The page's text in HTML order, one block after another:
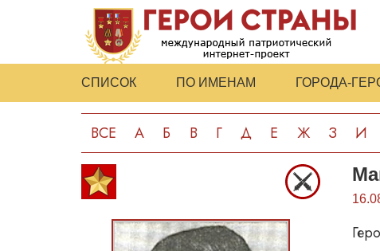
СПИСОК ПО ИМЕНАМ ГОРОДА-
ВСЕ А Б В Г Д Е Ж З И